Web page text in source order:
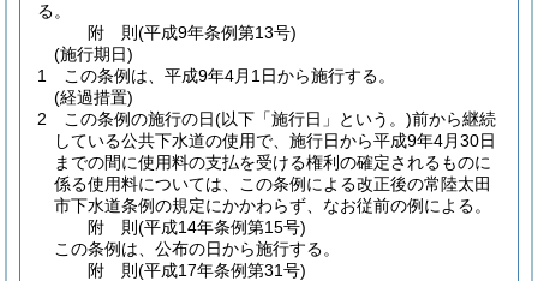
る。
附 則(平成9年条例第13号)
(施行期日)
1
この条例は、平成9年4月1日から施行する。
(経過措置)
2
この条例の施行の日(以下「施行日」という。)前から継続
している公共下水道の使用で、施行日から平成9年4月30日
までの間に使用料の支払を受ける権利の確定されるものに
係る使用料については、この条例による改正後の常陸太田
市下水道条例の規定にかかわらず、なお従前の例による。
附 則(平成14年条例第15号)
この条例は、公布の日から施行する。
附 則(平成17年条例第31号)